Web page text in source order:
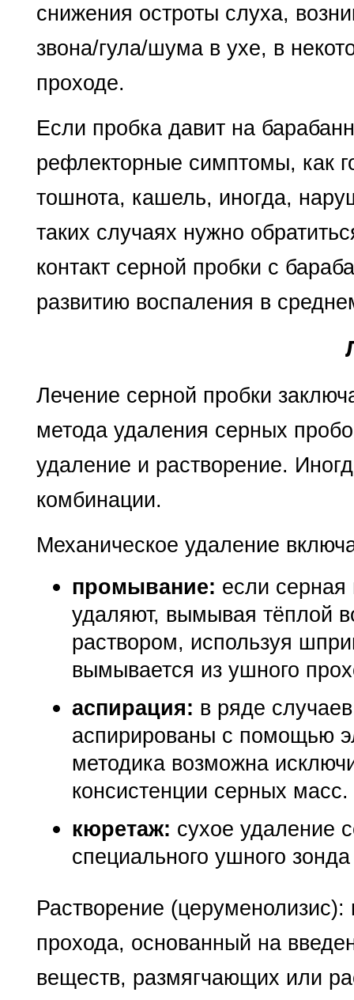
снижения остроты слуха,
звона/гула/шума в ухе, в
проходе.
Если пробка давит на
рефлекторные симптомы, как
тошнота, кашель, иногда,
таких случаях нужно
контакт серной пробки с
развитию воспаления в
Лечение серной пробки
метода удаления серных
удаление и растворение.
комбинации.
Механическое удаление
промывание: если серная
удаляют, вымывая тёплой
раствором, используя
вымывается из ушного
аспирация: в ряде
аспирированы с помощью
методика возможна
консистенции серных масс.
кюретаж: сухое удаление
специального ушного
Растворение (церуменолизис):
прохода, основанный на
веществ, размягчающих или